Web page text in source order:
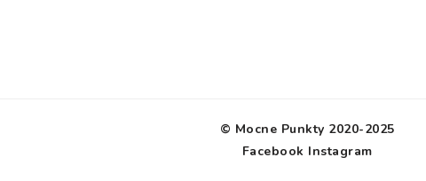
© Mocne Punkty 2020-2025
Facebook Instagram